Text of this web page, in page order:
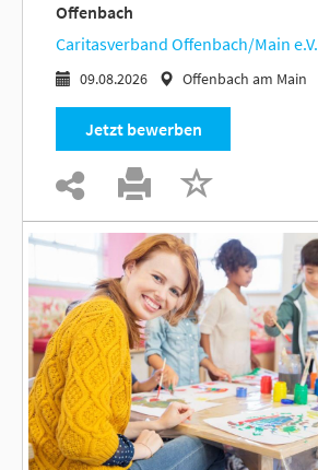
Offenbach
Caritasverband Offenbach/Main e.V.
09.08.2026 Offenbach am Main
Jetzt bewerben